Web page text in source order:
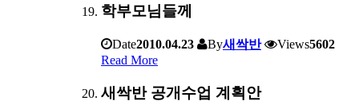
학부모님들께
Date2010.04.23 By새싹반 Views5602
Read More
새싹반 공개수업 계획안